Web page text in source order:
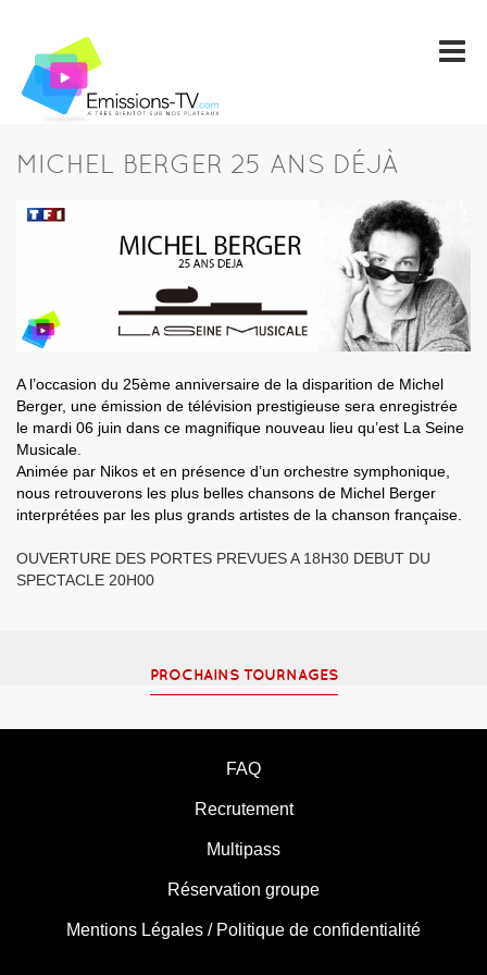
MICHEL BERGER 25 ANS DÉJÀ
A l’occasion du 25ème anniversaire de la disparition de Michel
Berger, une émission de télévision prestigieuse sera enregistrée
le mardi 06 juin dans ce magnifique nouveau lieu qu’est La Seine
Musicale.
Animée par Nikos et en présence d’un orchestre symphonique,
nous retrouverons les plus belles chansons de Michel Berger
interprétées par les plus grands artistes de la chanson française.
OUVERTURE DES PORTES PREVUES A 18H30 DEBUT DU
SPECTACLE 20H00
PROCHAINS TOURNAGES
FAQ
Recrutement
Multipass
Réservation groupe
Mentions Légales / Politique de confidentialité